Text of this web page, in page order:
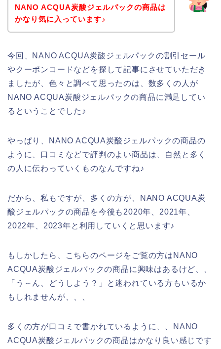
NANO ACQUA炭酸ジェルパックの商品は
かなり気に入っています♪
今回、NANO ACQUA炭酸ジェルパックの割引セール
やクーポンコードなどを探して記事にさせていただき
ましたが、色々と調べて思ったのは、数多くの人が
NANO ACQUA炭酸ジェルパックの商品に満足してい
るということでした♪
やっぱり、NANO ACQUA炭酸ジェルパックの商品の
ように、口コミなどで評判のよい商品は、自然と多く
の人に伝わっていくものなんですね♪
だから、私もですが、多くの方が、NANO ACQUA炭
酸ジェルパックの商品を今後も2020年、2021年、
2022年、2023年と利用していくと思います♪
もしかしたら、こちらのページをご覧の方はNANO
ACQUA炭酸ジェルパックの商品に興味はあるけど、、
「う～ん、どうしよう？」と迷われている方もいるか
もしれませんが、、、
多くの方が口コミで書かれているように、、NANO
ACQUA炭酸ジェルパックの商品はかなり良い感じです